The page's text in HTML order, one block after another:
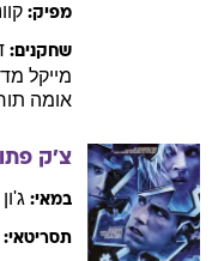
מפיק:
שחקנים:
מייקל
אומה
צ'ק
במאי: ג'ון
תסריטאי: